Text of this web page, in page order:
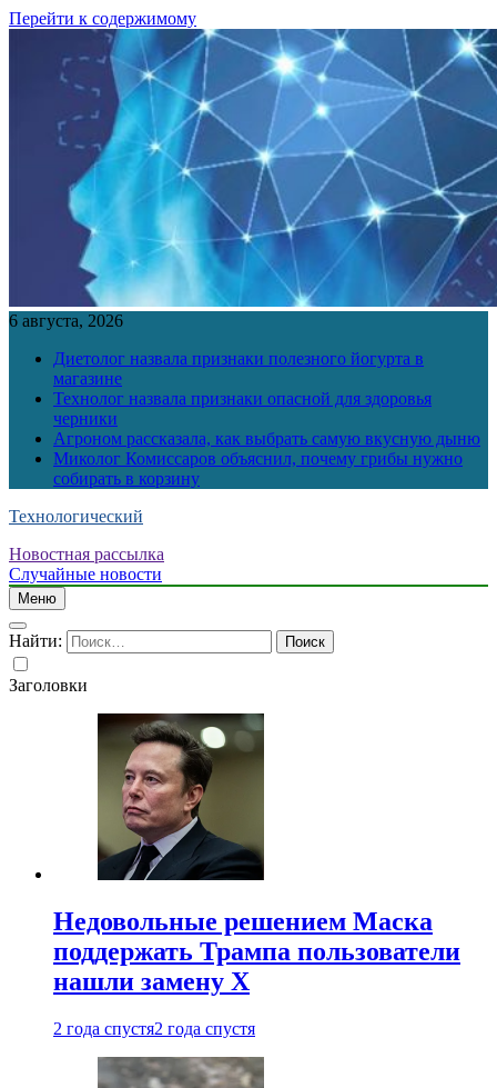
Перейти к содержимому
6 августа, 2026
Диетолог назвала признаки полезного йогурта в
магазине
Технолог назвала признаки опасной для здоровья
черники
Агроном рассказала, как выбрать самую вкусную дыню
Миколог Комиссаров объяснил, почему грибы нужно
собирать в корзину
Технологический
Новостная рассылка
Случайные новости
Меню
Найти:
Заголовки
Недовольные решением Маска
поддержать Трампа пользователи
нашли замену X
2 года спустя2 года спустя